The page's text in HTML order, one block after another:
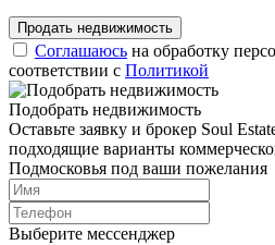
Соглашаюсь на обработку
соответствии с Политикой
Подобрать недвижимость
Оставьте заявку и брокер Soul
подходящие варианты
Подмосковья под ваши пожелания
Выберите мессенджер